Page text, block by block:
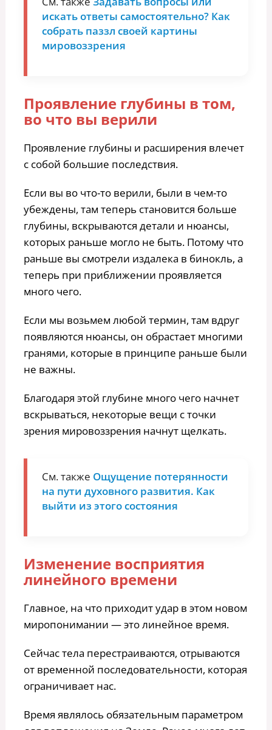
искать ответы самостоятельно? Как
собрать паззл своей картины
мировоззрения
Проявление глубины в том,
во что вы верили
Проявление глубины и расширения влечет
с собой большие последствия.
Если вы во что-то верили, были в чем-то
убеждены, там теперь становится больше
глубины, вскрываются детали и нюансы,
которых раньше могло не быть. Потому что
раньше вы смотрели издалека в бинокль, а
теперь при приближении проявляется
много чего.
Если мы возьмем любой термин, там вдруг
появляются нюансы, он обрастает многими
гранями, которые в принципе раньше были
не важны.
Благодаря этой глубине много чего начнет
вскрываться, некоторые вещи с точки
зрения мировоззрения начнут щелкать.
См. также Ощущение потерянности
на пути духовного развития. Как
выйти из этого состояния
Изменение восприятия
линейного времени
Главное, на что приходит удар в этом новом
миропонимании — это линейное время.
Сейчас тела перестраиваются, отрываются
от временной последовательности, которая
ограничивает нас.
Время являлось обязательным параметром